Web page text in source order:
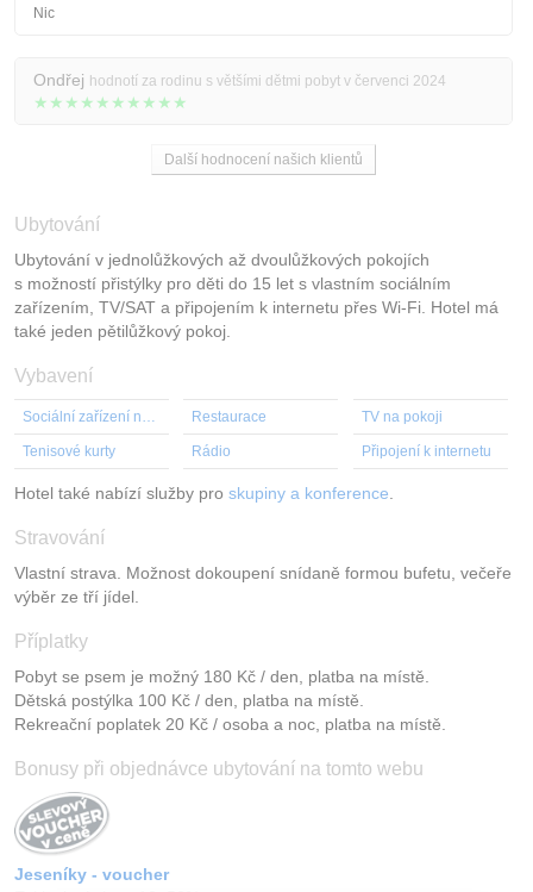
Nic
Ondřej hodnotí za rodinu s většími dětmi pobyt v červenci 2024
★★★★★★★★★★
Další hodnocení našich klientů
Ubytování
Ubytování v jednolůžkových až dvoulůžkových pokojích
s možností přistýlky pro děti do 15 let s vlastním sociálním
zařízením, TV/SAT a připojením k internetu přes Wi-Fi. Hotel má
také jeden pětilůžkový pokoj.
Vybavení
Sociální zařízení na pokoji Restaurace TV na pokoji
Tenisové kurty Rádio Připojení k internetu
Hotel také nabízí služby pro skupiny a konference.
Stravování
Vlastní strava. Možnost dokoupení snídaně formou bufetu, večeře
výběr ze tří jídel.
Příplatky
Pobyt se psem je možný 180 Kč / den, platba na místě.
Dětská postýlka 100 Kč / den, platba na místě.
Rekreační poplatek 20 Kč / osoba a noc, platba na místě.
Bonusy při objednávce ubytování na tomto webu
Jeseníky - voucher